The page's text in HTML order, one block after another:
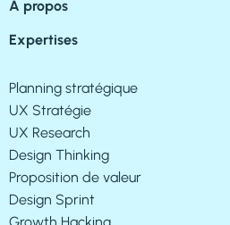
À propos
Expertises
Planning stratégique
UX Stratégie
UX Research
Design Thinking
Proposition de valeur
Design Sprint